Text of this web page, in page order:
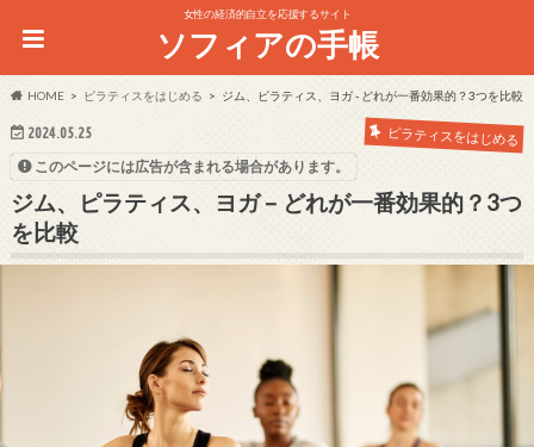
女性の経済的自立を応援するサイト
ソフィアの手帳
HOME ピラティスをはじめる ジム、ピラティス、ヨガ - どれが一番効果的？3つを比較
2024.05.25 ピラティスをはじめる
このページには広告が含まれる場合があります。
ジム、ピラティス、ヨガ – どれが一番効果的？3つ
を比較